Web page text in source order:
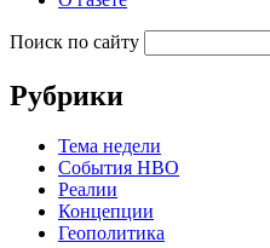
Поиск по сайту
Рубрики
Тема недели
События НВО
Реалии
Концепции
Геополитика